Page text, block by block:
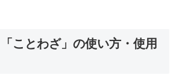
「ことわざ」の使い方・使用